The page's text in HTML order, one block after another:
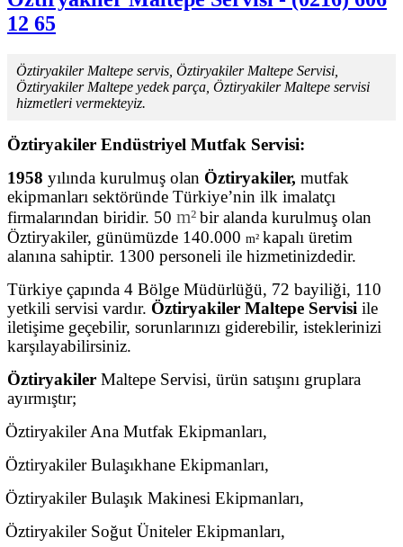
12 65
Öztiryakiler Maltepe servis, Öztiryakiler Maltepe Servisi,
Öztiryakiler Maltepe yedek parça, Öztiryakiler Maltepe servisi
hizmetleri vermekteyiz.
Öztiryakiler Endüstriyel Mutfak Servisi:
1958 yılında kurulmuş olan Öztiryakiler, mutfak
ekipmanları sektöründe Türkiye’nin ilk imalatçı
firmalarından biridir. 50 m²bir alanda kurulmuş olan
Öztiryakiler, günümüzde 140.000 m² kapalı üretim
alanına sahiptir. 1300 personeli ile hizmetinizdedir.
Türkiye çapında 4 Bölge Müdürlüğü, 72 bayiliği, 110
yetkili servisi vardır. Öztiryakiler Maltepe Servisi ile
iletişime geçebilir, sorunlarınızı giderebilir, isteklerinizi
karşılayabilirsiniz.
Öztiryakiler Maltepe Servisi, ürün satışını gruplara
ayırmıştır;
Öztiryakiler Ana Mutfak Ekipmanları,
Öztiryakiler Bulaşıkhane Ekipmanları,
Öztiryakiler Bulaşık Makinesi Ekipmanları,
Öztiryakiler Soğut Üniteler Ekipmanları,